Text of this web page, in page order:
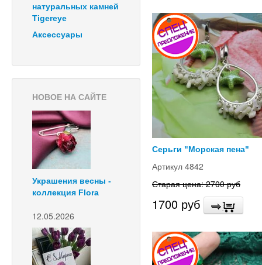
натуральных камней
Tigereye
Аксессуары
НОВОЕ НА САЙТЕ
Украшения весны -
коллекция Flora
12.05.2026
Серьги "Морская пена"
Артикул 4842
Старая цена: 2700 руб
1700 руб